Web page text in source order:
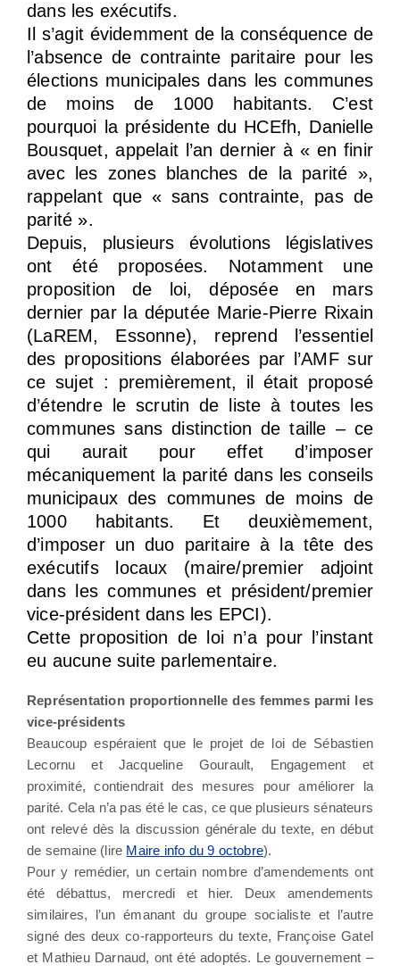
dans les exécutifs.
Il s’agit évidemment de la conséquence de
l’absence de contrainte paritaire pour les
élections municipales dans les communes
de moins de 1000 habitants. C’est
pourquoi la présidente du HCEfh, Danielle
Bousquet, appelait l’an dernier à « en finir
avec les zones blanches de la parité »,
rappelant que « sans contrainte, pas de
parité ».
Depuis, plusieurs évolutions législatives
ont été proposées. Notamment une
proposition de loi, déposée en mars
dernier par la députée Marie-Pierre Rixain
(LaREM, Essonne), reprend l’essentiel
des propositions élaborées par l’AMF sur
ce sujet : premièrement, il était proposé
d’étendre le scrutin de liste à toutes les
communes sans distinction de taille – ce
qui aurait pour effet d’imposer
mécaniquement la parité dans les conseils
municipaux des communes de moins de
1000 habitants. Et deuxièmement,
d’imposer un duo paritaire à la tête des
exécutifs locaux (maire/premier adjoint
dans les communes et président/premier
vice-président dans les EPCI).
Cette proposition de loi n’a pour l’instant
eu aucune suite parlementaire.
Représentation proportionnelle des femmes parmi les
vice-présidents
Beaucoup espéraient que le projet de loi de Sébastien
Lecornu et Jacqueline Gourault, Engagement et
proximité, contiendrait des mesures pour améliorer la
parité. Cela n’a pas été le cas, ce que plusieurs sénateurs
ont relevé dès la discussion générale du texte, en début
de semaine (lire Maire info du 9 octobre).
Pour y remédier, un certain nombre d’amendements ont
été débattus, mercredi et hier. Deux amendements
similaires, l’un émanant du groupe socialiste et l’autre
signé des deux co-rapporteurs du texte, Françoise Gatel
et Mathieu Darnaud, ont été adoptés. Le gouvernement –